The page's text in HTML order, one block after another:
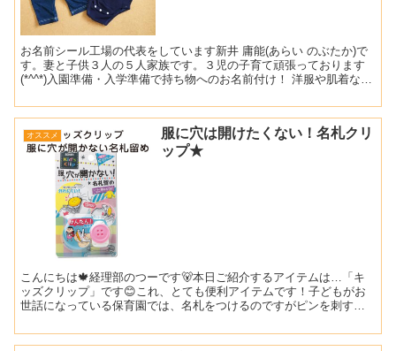
お名前シール工場の代表をしています新井 庸能(あらい のぶたか)で
す。妻と子供３人の５人家族です。３児の子育て頑張っております
(*^^*)入園準備・入学準備で持ち物へのお名前付け！ 洋服や肌着な
オススメ
服に穴は開けたくない！名札クリ
ップ★
こんにちは🍁経理部のつーです🐻本日ご紹介するアイテムは…「キ
ッズクリップ」です😊これ、とても便利アイテムです！子どもがお
世話になっている保育園では、名札をつけるのですがピンを刺すた
着...